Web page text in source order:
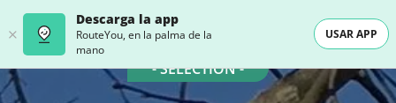
Descarga la app
RouteYou, en la palma de la
mano
USAR APP
- SELECTION -